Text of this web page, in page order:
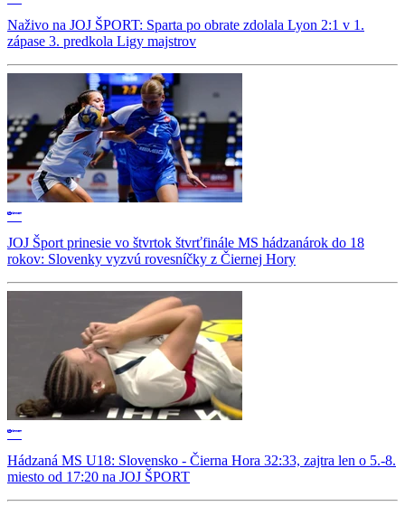
Naživo na JOJ ŠPORT: Sparta po obrate zdolala Lyon 2:1 v 1.
zápase 3. predkola Ligy majstrov
JOJ Šport prinesie vo štvrtok štvrťfinále MS hádzanárok do 18
rokov: Slovenky vyzvú rovesníčky z Čiernej Hory
Hádzaná MS U18: Slovensko - Čierna Hora 32:33, zajtra len o 5.-8.
miesto od 17:20 na JOJ ŠPORT